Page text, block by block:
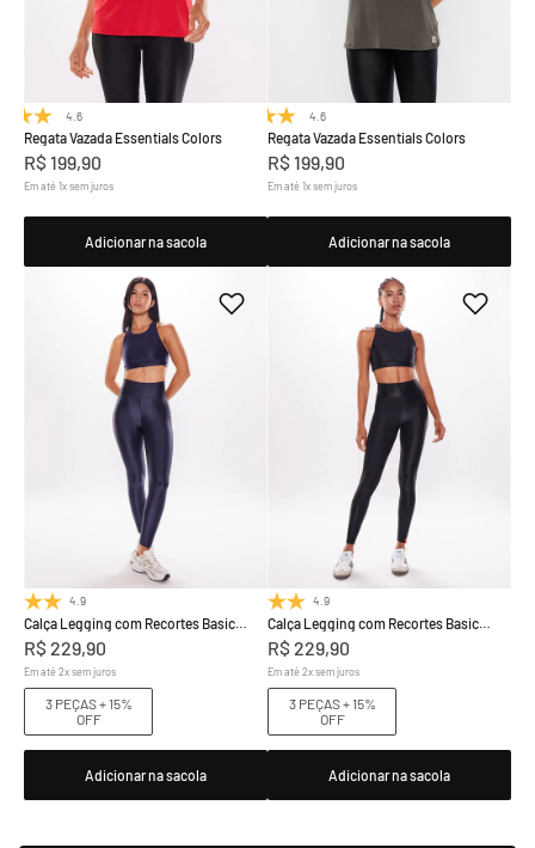
4.6
Regata Vazada Essentials Colors
R$199,90
Em até1xsem juros
Adicionar na sacola
4.6
Regata Vazada Essentials Colors
R$199,90
Em até1xsem juros
Adicionar na sacola
4.9
Calça Legging com Recortes Basic
Colors
R$229,90
Em até2xsem juros
3 PEÇAS + 15%
OFF
Adicionar na sacola
4.9
Calça Legging com Recortes Basic
Colors
R$229,90
Em até2xsem juros
3 PEÇAS + 15%
OFF
Adicionar na sacola